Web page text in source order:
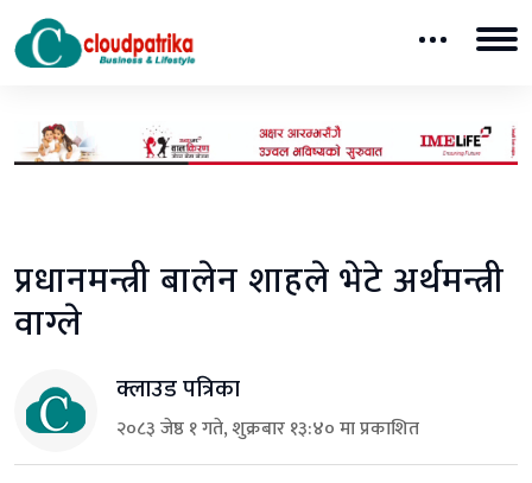
प्रधानमन्त्री बालेन शाहले भेटे अर्थमन्त्री
वाग्ले
क्लाउड पत्रिका
२०८३ जेष्ठ १ गते, शुक्रबार १३:४० मा प्रकाशित